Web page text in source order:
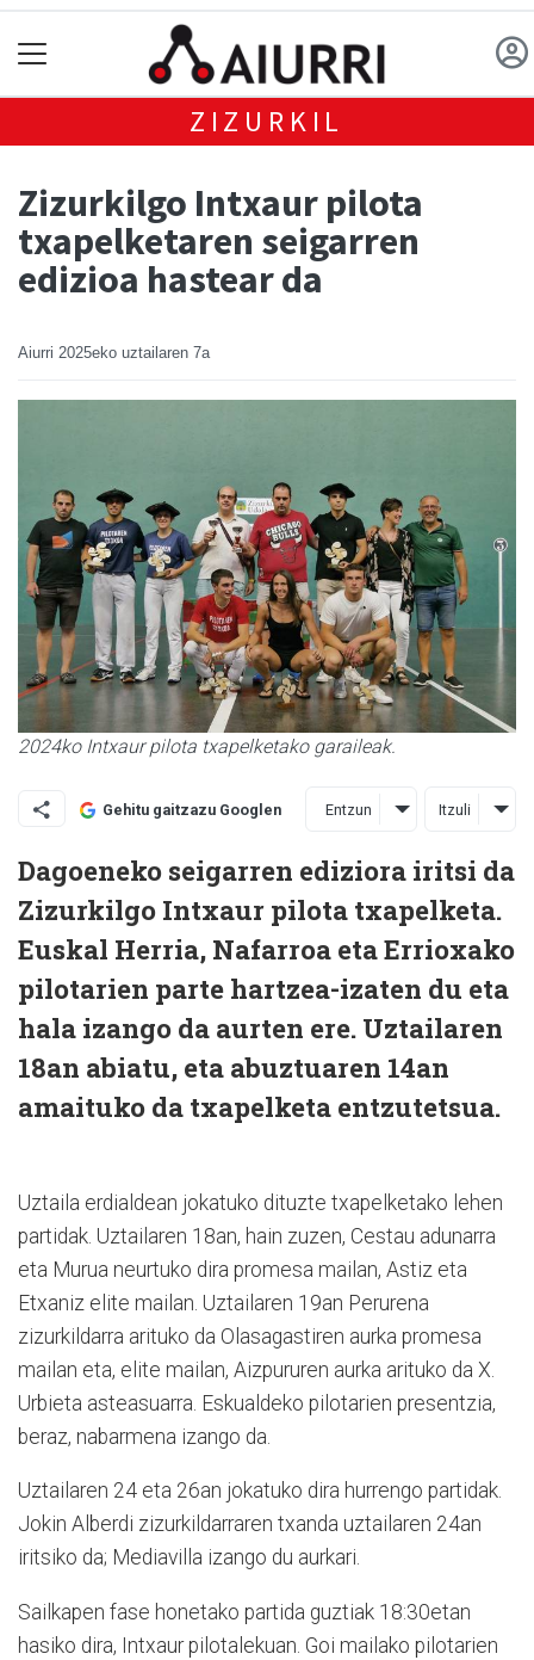
ZIZURKIL
Zizurkilgo Intxaur pilota
txapelketaren seigarren
edizioa hastear da
Aiurri 2025eko uztailaren 7a
2024ko Intxaur pilota txapelketako garaileak.
Gehitu gaitzazu Googlen Entzun Itzuli
Dagoeneko seigarren ediziora iritsi da
Zizurkilgo Intxaur pilota txapelketa.
Euskal Herria, Nafarroa eta Errioxako
pilotarien parte hartzea-izaten du eta
hala izango da aurten ere. Uztailaren
18an abiatu, eta abuztuaren 14an
amaituko da txapelketa entzutetsua.
Uztaila erdialdean jokatuko dituzte txapelketako lehen
partidak. Uztailaren 18an, hain zuzen, Cestau adunarra
eta Murua neurtuko dira promesa mailan, Astiz eta
Etxaniz elite mailan. Uztailaren 19an Perurena
zizurkildarra arituko da Olasagastiren aurka promesa
mailan eta, elite mailan, Aizpururen aurka arituko da X.
Urbieta asteasuarra. Eskualdeko pilotarien presentzia,
beraz, nabarmena izango da.
Uztailaren 24 eta 26an jokatuko dira hurrengo partidak.
Jokin Alberdi zizurkildarraren txanda uztailaren 24an
iritsiko da; Mediavilla izango du aurkari.
Sailkapen fase honetako partida guztiak 18:30etan
hasiko dira, Intxaur pilotalekuan. Goi mailako pilotarien